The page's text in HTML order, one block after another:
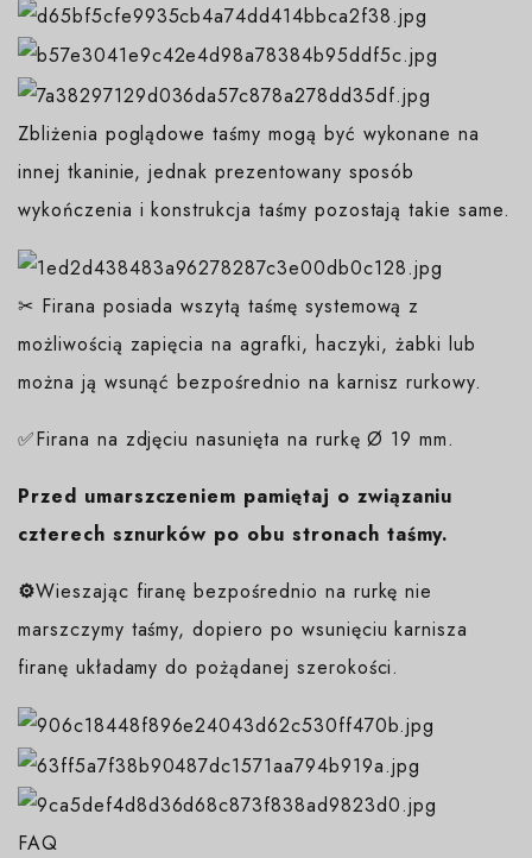
Zbliżenia poglądowe taśmy mogą być wykonane na
innej tkaninie, jednak prezentowany sposób
wykończenia i konstrukcja taśmy pozostają takie same.
✂ Firana posiada wszytą taśmę systemową z
możliwością zapięcia na agrafki, haczyki, żabki lub
można ją wsunąć bezpośrednio na karnisz rurkowy.
✅Firana na zdjęciu nasunięta na rurkę Ø 19 mm.
Przed umarszczeniem pamiętaj o związaniu
czterech sznurków po obu stronach taśmy.
⚙️Wieszając firanę bezpośrednio na rurkę nie
marszczymy taśmy, dopiero po wsunięciu karnisza
firanę układamy do pożądanej szerokości.
FAQ